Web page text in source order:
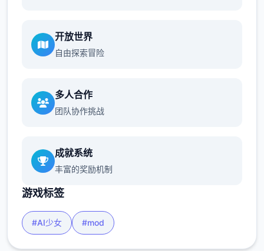
开放世界
自由探索冒险
多人合作
团队协作挑战
成就系统
丰富的奖励机制
游戏标签
#AI少女 #mod